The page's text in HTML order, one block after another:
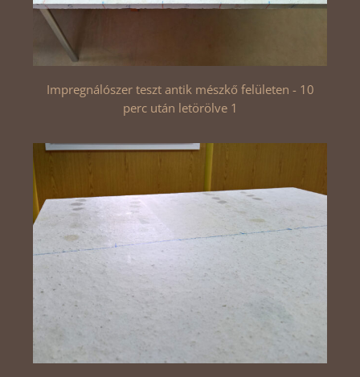
Impregnálószer teszt antik mészkő felületen - 10
perc után letörölve 1